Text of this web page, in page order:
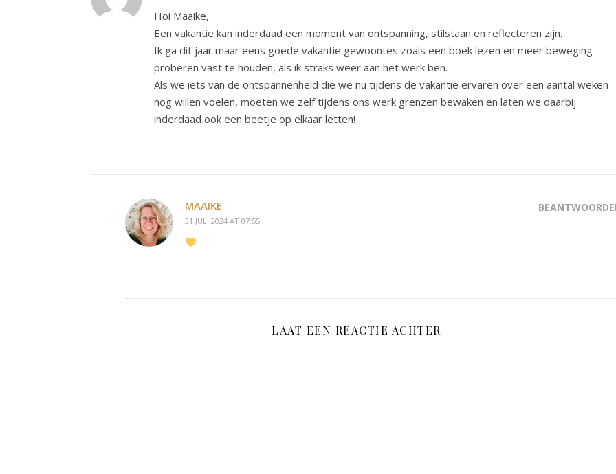
Hoi Maaike,
Een vakantie kan inderdaad een moment van ontspanning, stilstaan en reflecteren zijn.
Ik ga dit jaar maar eens goede vakantie gewoontes zoals een boek lezen en meer beweging
proberen vast te houden, als ik straks weer aan het werk ben.
Als we iets van de ontspannenheid die we nu tijdens de vakantie ervaren over een aantal weken
nog willen voelen, moeten we zelf tijdens ons werk grenzen bewaken en laten we daarbij
inderdaad ook een beetje op elkaar letten!
MAAIKE
31 JULI 2024 AT 07:55
LAAT EEN REACTIE ACHTER